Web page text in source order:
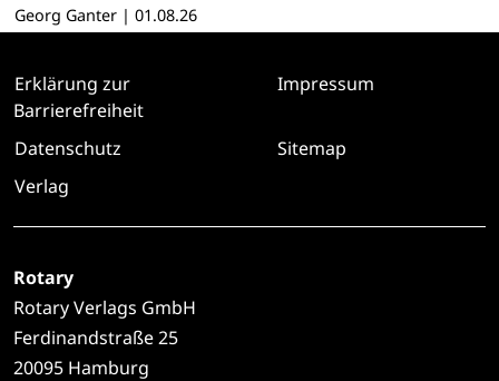
in der badischen Ortenau
Georg Ganter | 01.08.26
Erklärung zur
Barrierefreiheit
Impressum
Datenschutz
Sitemap
Verlag
Rotary
Rotary Verlags GmbH
Ferdinandstraße 25
20095 Hamburg